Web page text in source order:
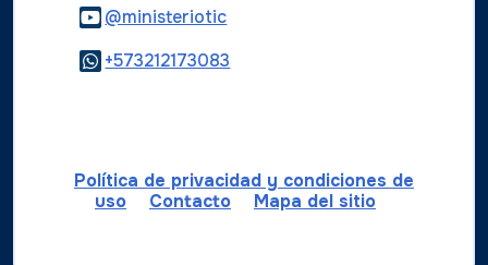
@ministerioticLogo Youtube
+573212173083
Política de privacidad y condiciones de
uso
Contacto Mapa del sitio